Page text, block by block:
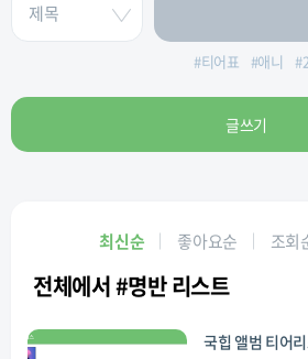
#티어표 #애니 #
글쓰기
최신순 좋아요순 조회
전체에서 #명반 리스트
국힙 앨범 티어